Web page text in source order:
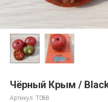
Чёрный Крым /
Артикул: Т088